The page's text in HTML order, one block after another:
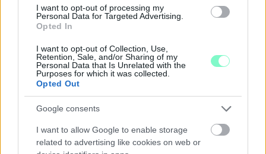
I want to opt-out of processing my
Personal Data for Targeted Advertising.
Opted In
I want to opt-out of Collection, Use,
Retention, Sale, and/or Sharing of my
Personal Data that Is Unrelated with the
Purposes for which it was collected.
Opted Out
Google consents
I want to allow Google to enable storage
related to advertising like cookies on web or
A BAROKK ÖSSZES ÁRNYALATA ÉS MÉG EGY SOR
KIVÁLÓ PROGRAM VÁR MINDENKIT EZEN A HÉTVÉGÉN
GYŐRBEN
Majka koncert, jóga szeánsz, “borhajózás” és egy csomó minden